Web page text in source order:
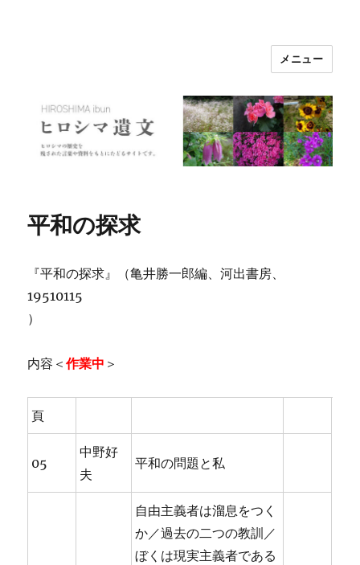
メニュー
平和の探求
『平和の探求』（亀井勝一郎編、河出書房、
19510115
）
内容＜作業中 ＞
頁
05
中野好
夫
平和の問題と私
自由主義者は溜息をつく
か／過去の二つの教訓／
ぼくは現実主義者である